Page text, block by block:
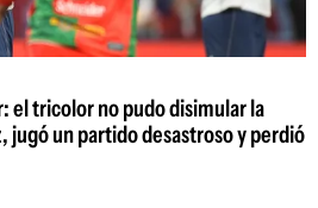
el tricolor no pudo disimular la
jugó un partido desastroso y perdió